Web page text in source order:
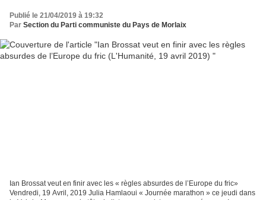
Publié le 21/04/2019 à 19:32
Par Section du Parti communiste du Pays de Morlaix
Ian Brossat veut en finir avec les « règles absurdes de l’Europe du fric»
Vendredi, 19 Avril, 2019 Julia Hamlaoui « Journée marathon » ce jeudi dans